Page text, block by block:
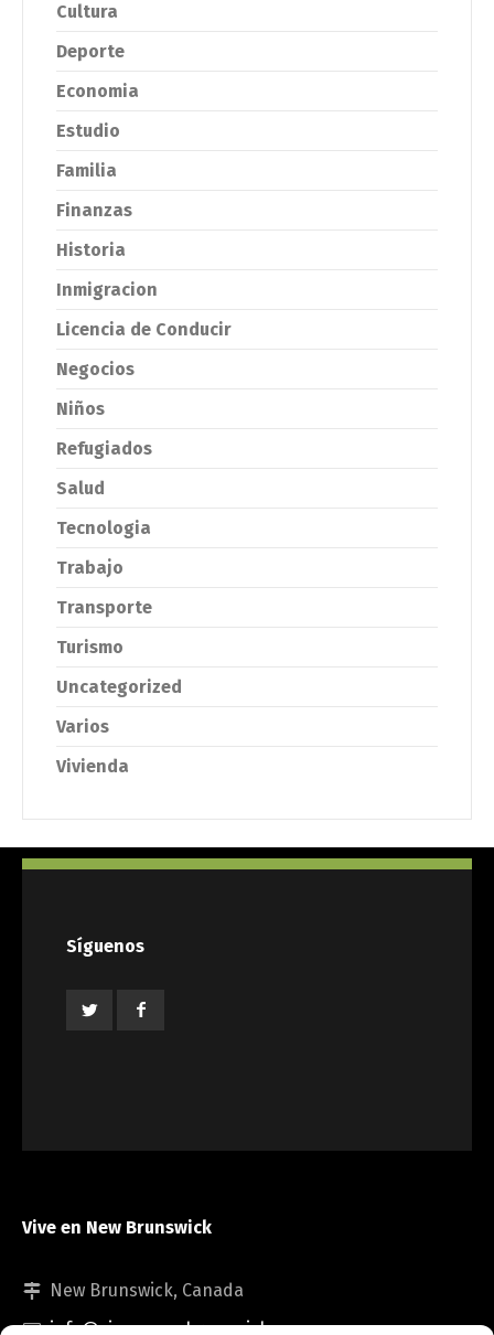
Cultura
Deporte
Economia
Estudio
Familia
Finanzas
Historia
Inmigracion
Licencia de Conducir
Negocios
Niños
Refugiados
Salud
Tecnologia
Trabajo
Transporte
Turismo
Uncategorized
Varios
Vivienda
Síguenos
Vive en New Brunswick
New Brunswick, Canada
info@viveennewbrunswick.com